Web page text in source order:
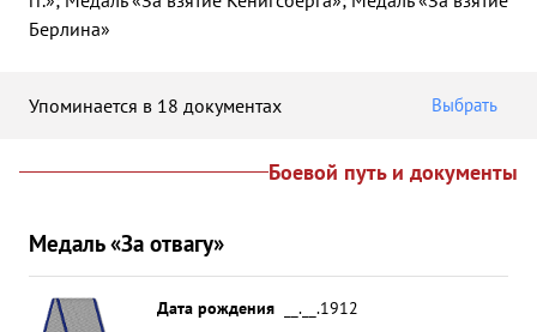
Берлина»
Упоминается в 18 документах Выбрать
Боевой путь и документы
Медаль «За отвагу»
Дата рождения
__.__.1912